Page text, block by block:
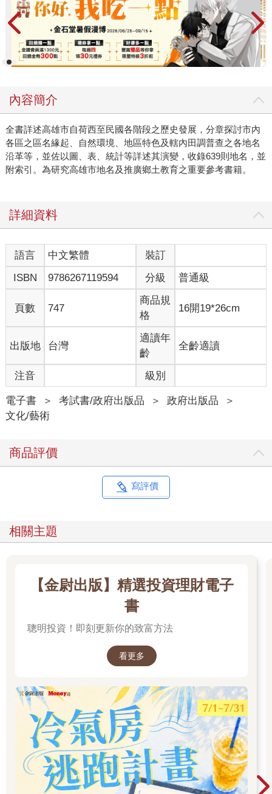
內容簡介
全書詳述高雄市自荷西至民國各階段之歷史發展，分章探討市內
各區之區名緣起、自然環境、地區特色及轄內田調普查之各地名
沿革等，並佐以圖、表、統計等詳述其演變，收錄639則地名，並
附索引。為研究高雄市地名及推廣鄉土教育之重要參考書籍。
詳細資料
語言 中文繁體
裝訂
ISBN
9786267119594 分級 普通級
頁數 747
商品規
格
16開19*26cm
出版地 台灣
適讀年
齡
全齡適讀
注音 級別
電子書 ＞ 考試書/政府出版品 ＞ 政府出版品
＞
文化/藝術
商品評價
寫評價
相關主題
【金尉出版】精選投資理財電子
書
聰明投資！即刻更新你的致富方法
看更多